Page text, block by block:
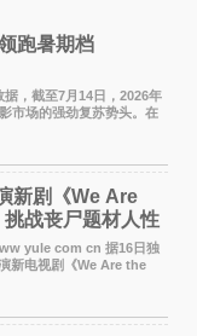
跑暑期档
，截至7月14日，2026年
市场的强劲复苏势头。在
新剧《We Are
战丧尸题材人性
com cn 据16日独
新电视剧《We Are the
主演金仁钟一角，挑战与
同的人性喜剧。 新剧